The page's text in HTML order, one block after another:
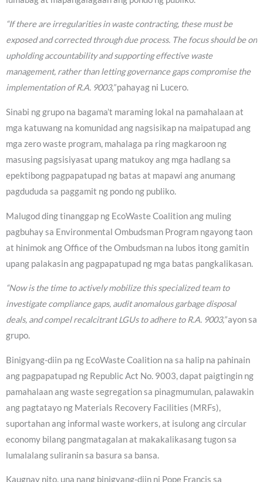
“If there are irregularities in waste contracting, these must be
exposed and corrected through due process. The focus should be on
upholding accountability and supporting effective waste
management, rather than letting governance gaps compromise the
implementation of R.A. 9003,”pahayag ni Lucero.
Sinabi ng grupo na bagama’t maraming lokal na pamahalaan at
mga katuwang na komunidad ang nagsisikap na maipatupad ang
mga zero waste program, mahalaga pa ring magkaroon ng
masusing pagsisiyasat upang matukoy ang mga hadlang sa
epektibong pagpapatupad ng batas at mapawi ang anumang
pagdududa sa paggamit ng pondo ng publiko.
Malugod ding tinanggap ng EcoWaste Coalition ang muling
pagbuhay sa Environmental Ombudsman Program ngayong taon
at hinimok ang Office of the Ombudsman na lubos itong gamitin
upang palakasin ang pagpapatupad ng mga batas pangkalikasan.
“Now is the time to actively mobilize this specialized team to
investigate compliance gaps, audit anomalous garbage disposal
deals, and compel recalcitrant LGUs to adhere to R.A. 9003,”ayon sa
grupo.
Binigyang-diin pa ng EcoWaste Coalition na sa halip na pahinain
ang pagpapatupad ng Republic Act No. 9003, dapat paigtingin ng
pamahalaan ang waste segregation sa pinagmumulan, palawakin
ang pagtatayo ng Materials Recovery Facilities (MRFs),
suportahan ang informal waste workers, at isulong ang circular
economy bilang pangmatagalan at makakalikasang tugon sa
lumalalang suliranin sa basura sa bansa.
Kaugnay nito, una nang binigyang-diin ni Pope Francis sa